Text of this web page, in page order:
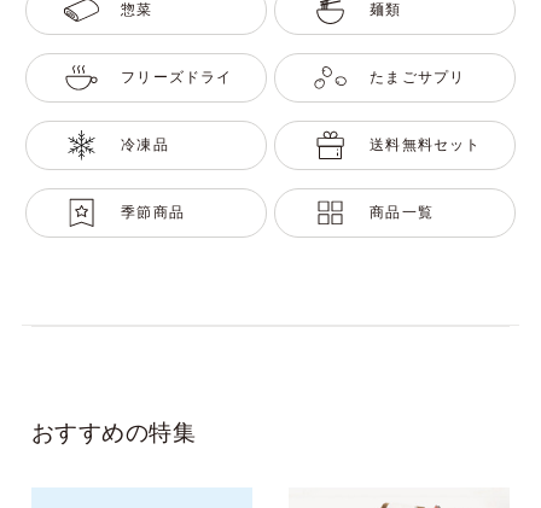
惣菜 麺類
フリーズドライ たまごサプリ
冷凍品 送料無料セット
季節商品 商品一覧
おすすめの特集